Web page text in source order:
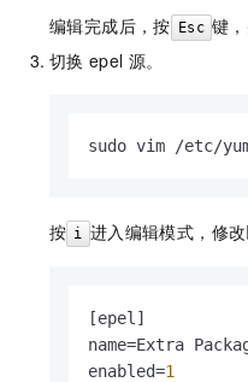
编辑完成后，按 Esc 键
切换 epel 源。
sudo vim /etc/
按 i 进入编辑模式，修改
[epel ]
name=Extra
enabled=1